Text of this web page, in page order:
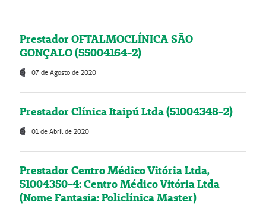
Prestador OFTALMOCLÍNICA SÃO
GONÇALO (55004164-2)
07 de Agosto de 2020
Prestador Clínica Itaipú Ltda (51004348-2)
01 de Abril de 2020
Prestador Centro Médico Vitória Ltda,
51004350-4: Centro Médico Vitória Ltda
(Nome Fantasia: Policlínica Master)